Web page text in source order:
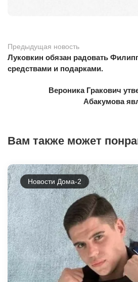
Предыдущая новость
Луковкин обязан радовать
средствами и подарками.
Вероника Гракович
Абакумова
Вам также может
Новости Дома-2